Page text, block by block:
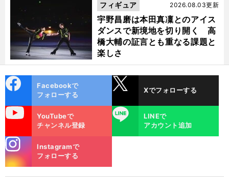
宇野昌磨は本田真凜とのアイス
ダンスで新境地を切り開く 高
橋大輔の証言とも重なる課題と
楽しさ
2026.08.03更新
フィギュア
ok
Facebookで
フォローする
Xでフォローする
YouTubeで
チャンネル登録
LINE
LINEで
アカウント追加
m
Instagramで
フォローする